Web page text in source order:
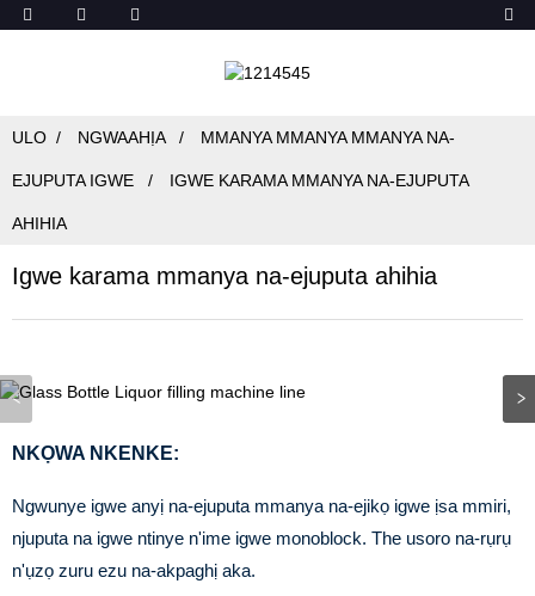
ULO NGWAAHỊA MMANYA MMANYA MMANYA NA-
EJUPUTA IGWE IGWE KARAMA MMANYA NA-EJUPUTA
AHIHIA
Igwe karama mmanya na-ejuputa ahihia
NKỌWA NKENKE:
Ngwunye igwe anyị na-ejuputa mmanya na-ejikọ igwe ịsa mmiri,
njuputa na igwe ntinye n'ime igwe monoblock. The usoro na-rụrụ
n'ụzọ zuru ezu na-akpaghị aka.